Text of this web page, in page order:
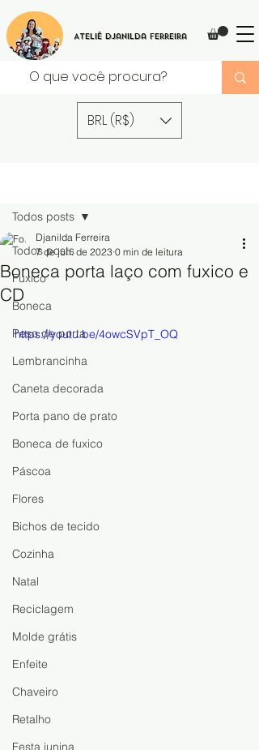
Ateliê Djanilda Ferreira
BRL (R$)
Todos posts
Fuxico
Boneca
Peso de porta
Lembrancinha
Caneta decorada
Porta pano de prato
Boneca de fuxico
Páscoa
Flores
Bichos de tecido
Cozinha
Natal
Reciclagem
Molde grátis
Enfeite
Chaveiro
Retalho
Festa junina
Todos posts
Boneca porta laço com fuxico e
CD
Djanilda Ferreira
7 de jun. de 2023 0 min de leitura
https://youtu.be/4owcSVpT_OQ